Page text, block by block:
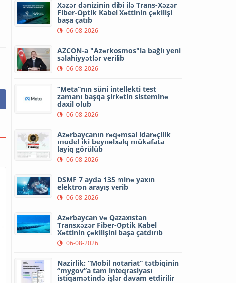
Xəzər dənizinin dibi ilə Trans-Xəzər
Fiber-Optik Kabel Xəttinin çəkilişi
başa çatıb
06-08-2026
AZCON-a "Azərkosmos"la bağlı yeni
səlahiyyətlər verilib
06-08-2026
“Meta”nın süni intellekti test
zamanı başqa şirkətin sisteminə
daxil olub
06-08-2026
Azərbaycanın rəqəmsal idarəçilik
model iki beynəlxalq mükafata
layiq görülüb
06-08-2026
DSMF 7 ayda 135 minə yaxın
elektron arayış verib
06-08-2026
Azərbaycan və Qazaxıstan
Transxəzər Fiber-Optik Kabel
Xəttinin çəkilişini başa çatdırıb
06-08-2026
Nazirlik: “Mobil notariat” tətbiqinin
“mygov”a tam inteqrasiyası
istiqamətində işlər davam etdirilir